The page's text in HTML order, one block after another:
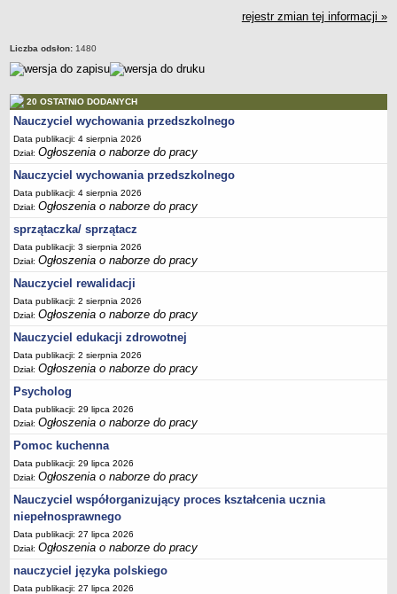
rejestr zmian tej informacji »
Liczba odsłon: 1480
20 OSTATNIO DODANYCH
Nauczyciel wychowania przedszkolnego
Data publikacji: 4 sierpnia 2026
Dział:Ogłoszenia o naborze do pracy
Nauczyciel wychowania przedszkolnego
Data publikacji: 4 sierpnia 2026
Dział:Ogłoszenia o naborze do pracy
sprzątaczka/ sprzątacz
Data publikacji: 3 sierpnia 2026
Dział:Ogłoszenia o naborze do pracy
Nauczyciel rewalidacji
Data publikacji: 2 sierpnia 2026
Dział:Ogłoszenia o naborze do pracy
Nauczyciel edukacji zdrowotnej
Data publikacji: 2 sierpnia 2026
Dział:Ogłoszenia o naborze do pracy
Psycholog
Data publikacji: 29 lipca 2026
Dział:Ogłoszenia o naborze do pracy
Pomoc kuchenna
Data publikacji: 29 lipca 2026
Dział:Ogłoszenia o naborze do pracy
Nauczyciel współorganizujący proces kształcenia ucznia
niepełnosprawnego
Data publikacji: 27 lipca 2026
Dział:Ogłoszenia o naborze do pracy
nauczyciel języka polskiego
Data publikacji: 27 lipca 2026